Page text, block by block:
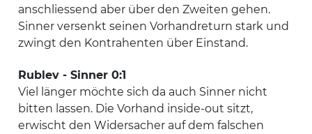
anschliessend aber über den Zweiten gehen.
Sinner versenkt seinen Vorhandreturn stark und
zwingt den Kontrahenten über Einstand.
Rublev - Sinner 0:1
Viel länger möchte sich da auch Sinner nicht
bitten lassen. Die Vorhand inside-out sitzt,
erwischt den Widersacher auf dem falschen